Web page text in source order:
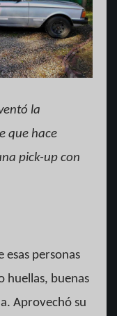
la
que hace
pick-up con
esas personas
huellas, buenas
Aprovechó su